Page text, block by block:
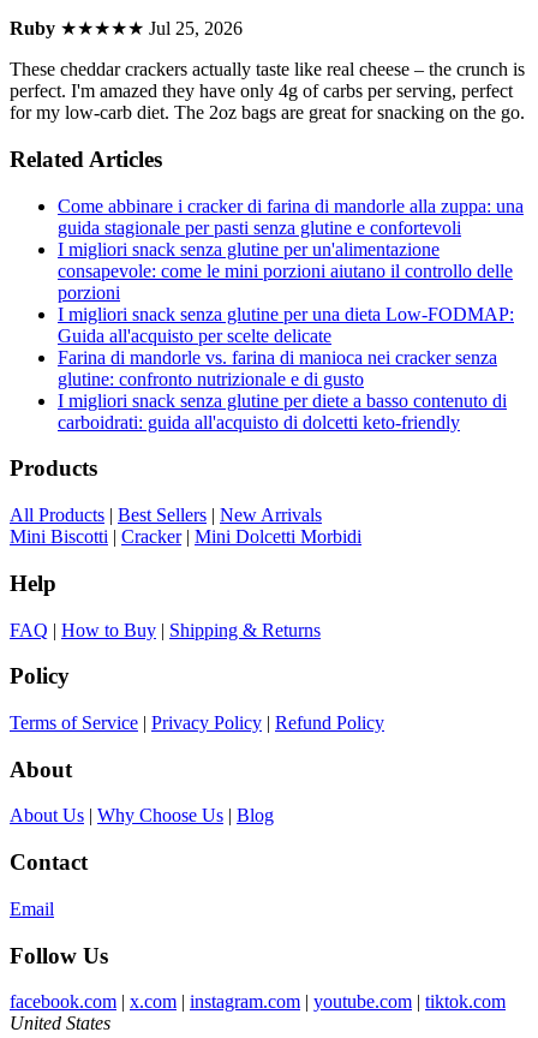
Ruby ★★★★★ Jul 25, 2026
These cheddar crackers actually taste like real cheese – the crunch is
perfect. I'm amazed they have only 4g of carbs per serving, perfect
for my low-carb diet. The 2oz bags are great for snacking on the go.
Related Articles
Come abbinare i cracker di farina di mandorle alla zuppa: una
guida stagionale per pasti senza glutine e confortevoli
I migliori snack senza glutine per un'alimentazione
consapevole: come le mini porzioni aiutano il controllo delle
porzioni
I migliori snack senza glutine per una dieta Low-FODMAP:
Guida all'acquisto per scelte delicate
Farina di mandorle vs. farina di manioca nei cracker senza
glutine: confronto nutrizionale e di gusto
I migliori snack senza glutine per diete a basso contenuto di
carboidrati: guida all'acquisto di dolcetti keto-friendly
Products
All Products | Best Sellers | New Arrivals
Mini Biscotti | Cracker| Mini Dolcetti Morbidi
Help
FAQ | How to Buy | Shipping & Returns
Policy
Terms of Service | Privacy Policy | Refund Policy
About
About Us | Why Choose Us | Blog
Contact
Email
Follow Us
facebook.com | x.com | instagram.com | youtube.com | tiktok.com
United States